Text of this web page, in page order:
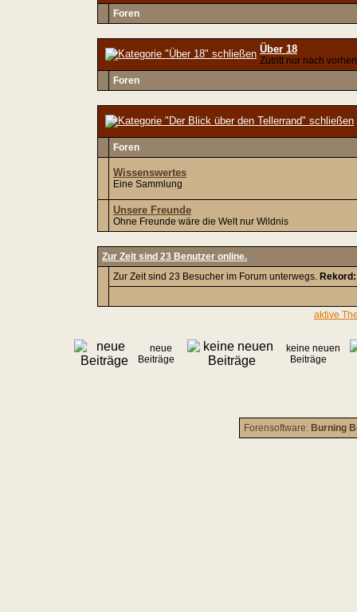
Foren
Über 18
Zutritt nur nach
Foren
Foren
Wissenswertes
Eine Sammlung
Unsere Freunde
Ohne Freunde wäre die Welt nur Wildnis
Zur Zeit sind 23 Benutzer online.
Zur Zeit sind 23 Besucher im Forum unterwegs. Rekord:
aktive
neue
Beiträge
keine neuen
Beiträge
Forensoftware: Burning